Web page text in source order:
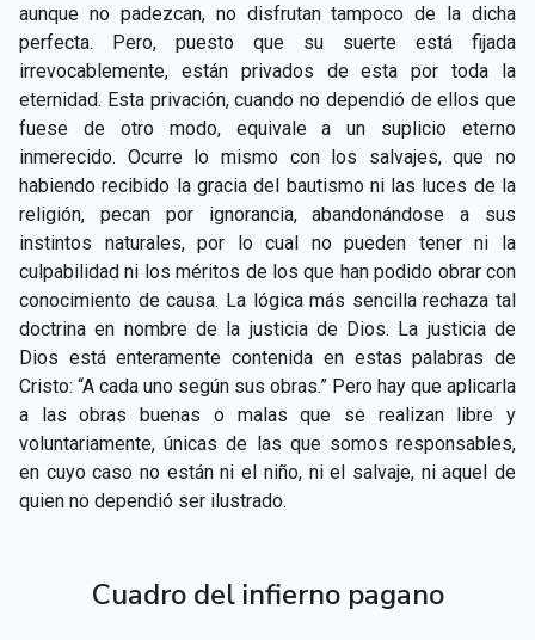
aunque no padezcan, no disfrutan tampoco de la dicha
perfecta. Pero, puesto que su suerte está fijada
irrevocablemente, están privados de esta por toda la
eternidad. Esta privación, cuando no dependió de ellos que
fuese de otro modo, equivale a un suplicio eterno
inmerecido. Ocurre lo mismo con los salvajes, que no
habiendo recibido la gracia del bautismo ni las luces de la
religión, pecan por ignorancia, abandonándose a sus
instintos naturales, por lo cual no pueden tener ni la
culpabilidad ni los méritos de los que han podido obrar con
conocimiento de causa. La lógica más sencilla rechaza tal
doctrina en nombre de la justicia de Dios. La justicia de
Dios está enteramente contenida en estas palabras de
Cristo: “A cada uno según sus obras.” Pero hay que aplicarla
a las obras buenas o malas que se realizan libre y
voluntariamente, únicas de las que somos responsables,
en cuyo caso no están ni el niño, ni el salvaje, ni aquel de
quien no dependió ser ilustrado.
Cuadro del infierno pagano